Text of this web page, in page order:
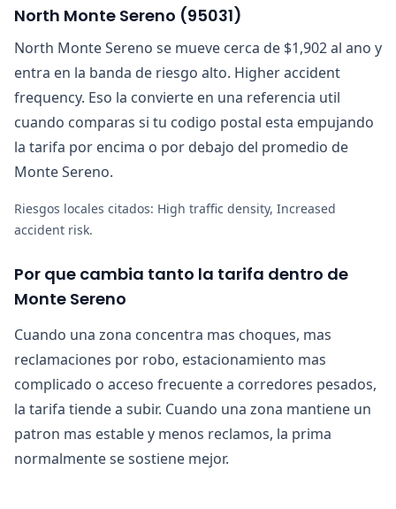
North Monte Sereno (95031)
North Monte Sereno se mueve cerca de $1,902 al ano y
entra en la banda de riesgo alto. Higher accident
frequency. Eso la convierte en una referencia util
cuando comparas si tu codigo postal esta empujando
la tarifa por encima o por debajo del promedio de
Monte Sereno.
Riesgos locales citados: High traffic density, Increased
accident risk.
Por que cambia tanto la tarifa dentro de
Monte Sereno
Cuando una zona concentra mas choques, mas
reclamaciones por robo, estacionamiento mas
complicado o acceso frecuente a corredores pesados,
la tarifa tiende a subir. Cuando una zona mantiene un
patron mas estable y menos reclamos, la prima
normalmente se sostiene mejor.